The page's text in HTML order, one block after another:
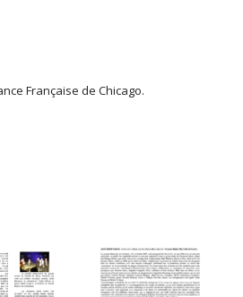
Française de Chicago.